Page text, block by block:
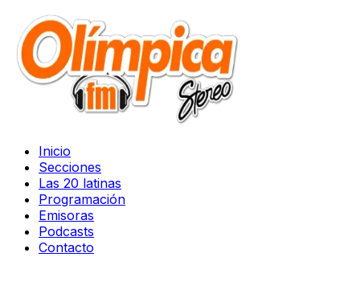
Inicio
Secciones
Las 20 latinas
Programación
Emisoras
Podcasts
Contacto